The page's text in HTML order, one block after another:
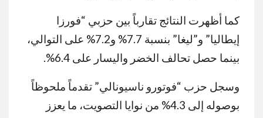
كما أظهرت النتائج تقارباً بين حزبي “فورزا
إيطاليا” و”ليغا” بنسبة 7.7% و7.2% على التوالي،
بينما حصل تحالف الخضر واليسار على 6.4%.
وسجل حزب “فوتورو ناسيونالي” تقدماً ملحوظاً
بوصوله إلى 4.3% من نوايا التصويت، ما يعزز